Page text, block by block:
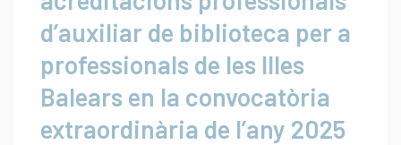
d’auxiliar de biblioteca per a
professionals de les Illes
Balears en la convocatòria
extraordinària de l’any 2025